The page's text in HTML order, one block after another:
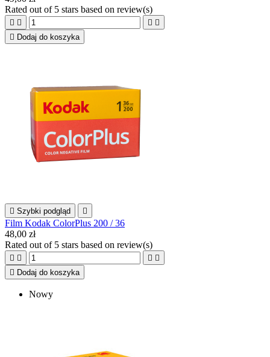
Rated out of 5 stars based on review(s)
   
 Dodaj do koszyka
 Szybki podgląd 
Film Kodak ColorPlus 200 / 36
48,00 zł
Rated out of 5 stars based on review(s)
   
 Dodaj do koszyka
Nowy